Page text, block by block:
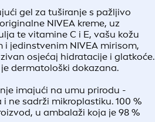
gel za tuširanje s pažljivo
NIVEA kreme, uz
te vitamine C i E, vašu kožu
jedinstvenim NIVEA mirisom,
osjećaj hidratacije i glatkoće.
dermatološki dokazana.
imajući na umu prirodu -
ne sadrži mikroplastiku. 100 %
u ambalaži koja je 98 %